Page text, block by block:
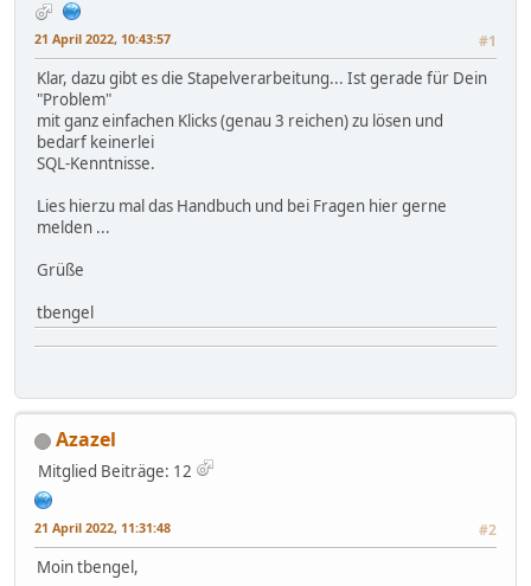
21 April 2022, 10:43:57 #1
Klar, dazu gibt es die Stapelverarbeitung... Ist gerade für Dein
"Problem"
mit ganz einfachen Klicks (genau 3 reichen) zu lösen und
bedarf keinerlei
SQL-Kenntnisse.
Lies hierzu mal das Handbuch und bei Fragen hier gerne
melden ...
Grüße
tbengel
Azazel
Mitglied Beiträge: 12
21 April 2022, 11:31:48 #2
Moin tbengel,